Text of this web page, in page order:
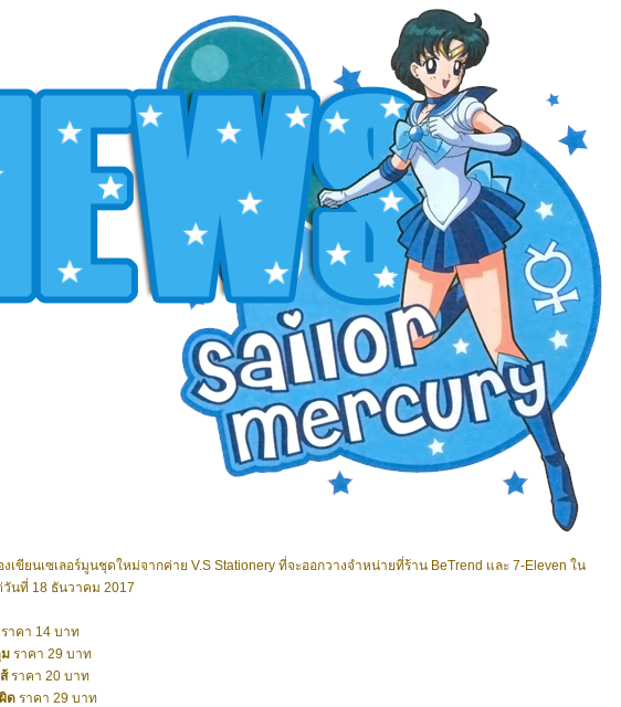
ยนเซเลอร์มูนชุดใหม่จากค่าย V.S Stationery ที่จะออกวางจำหน่ายที่ร้าน BeTrend และ 7-Eleven ใน
วันที่ 18 ธันวาคม 2017
ราคา 14 บาท
ราคา 29 บาท
ราคา 20 บาท
ด ราคา 29 บาท